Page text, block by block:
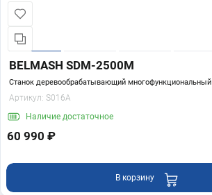
BELMASH SDM-2500M
Станок деревообрабатывающий многофункциональный
Артикул: S016A
Наличие достаточное
60 990 ₽
В корзину